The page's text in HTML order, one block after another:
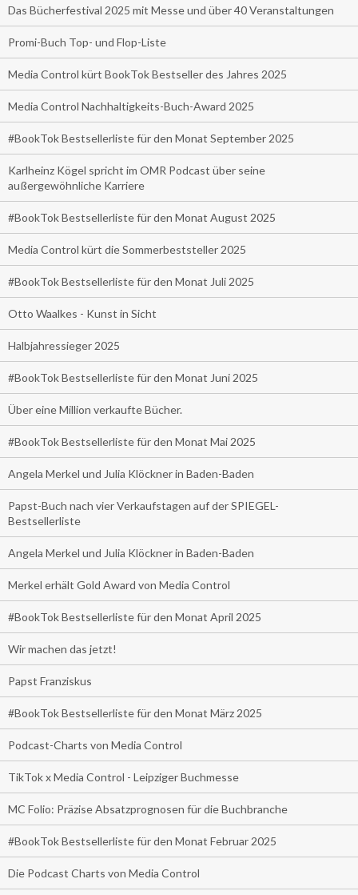
Das Bücherfestival 2025 mit Messe und über 40 Veranstaltungen
Promi-Buch Top- und Flop-Liste
Media Control kürt BookTok Bestseller des Jahres 2025
Media Control Nachhaltigkeits-Buch-Award 2025
#BookTok Bestsellerliste für den Monat September 2025
Karlheinz Kögel spricht im OMR Podcast über seine
außergewöhnliche Karriere
#BookTok Bestsellerliste für den Monat August 2025
Media Control kürt die Sommerbeststeller 2025
#BookTok Bestsellerliste für den Monat Juli 2025
Otto Waalkes - Kunst in Sicht
Halbjahressieger 2025
#BookTok Bestsellerliste für den Monat Juni 2025
Über eine Million verkaufte Bücher.
#BookTok Bestsellerliste für den Monat Mai 2025
Angela Merkel und Julia Klöckner in Baden-Baden
Papst-Buch nach vier Verkaufstagen auf der SPIEGEL-
Bestsellerliste
Angela Merkel und Julia Klöckner in Baden-Baden
Merkel erhält Gold Award von Media Control
#BookTok Bestsellerliste für den Monat April 2025
Wir machen das jetzt!
Papst Franziskus
#BookTok Bestsellerliste für den Monat März 2025
Podcast-Charts von Media Control
TikTok x Media Control - Leipziger Buchmesse
MC Folio: Präzise Absatzprognosen für die Buchbranche
#BookTok Bestsellerliste für den Monat Februar 2025
Die Podcast Charts von Media Control